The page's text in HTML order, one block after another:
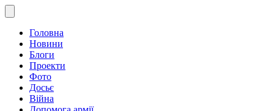
Головна
Новини
Блоги
Проекти
Фото
Досьє
Війна